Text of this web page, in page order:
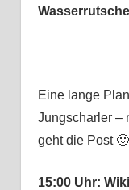
Wasserrutsche
Eine lange
Jungscharler –
geht die Post 🙂
15:00 Uhr: